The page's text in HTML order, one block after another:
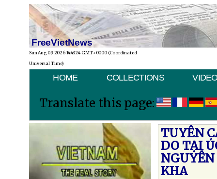
FreeVietNews
Sun Aug 09 2026 14:43:24 GMT+0000 (Coordinated
Universal Time)
HOME COLLECTIONS
Translate this page:
TUYÊN
DO TẠI
KHA